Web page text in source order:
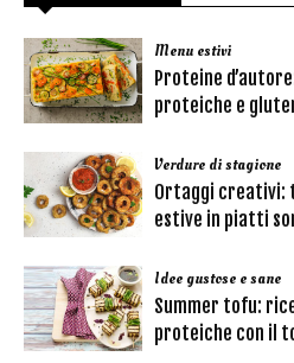
Menu estivi
Proteine
proteiche e
Verdure di stagione
Ortaggi creativi:
estive in piatti
Idee gustose e sane
Summer tofu:
proteiche con il